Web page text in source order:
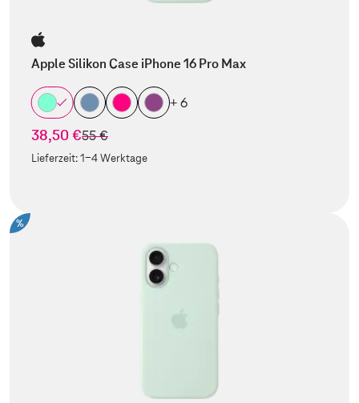
Apple Silikon Case iPhone 16 Pro Max
+ 6
38,50 €statt
55 €
Lieferzeit:1-4 Werktage
%